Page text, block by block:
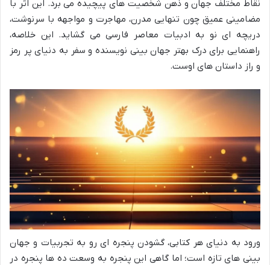
نقاط مختلف جهان و ذهن شخصیت های پیچیده می برد. این اثر با
مضامینی عمیق چون تنهایی مدرن، مهاجرت و مواجهه با سرنوشت،
دریچه ای نو به ادبیات معاصر فارسی می گشاید. این خلاصه،
راهنمایی برای درک بهتر جهان بینی نویسنده و سفر به دنیای پر رمز
و راز داستان های اوست.
ورود به دنیای هر کتابی، گشودن پنجره ای رو به تجربیات و جهان
بینی های تازه است؛ اما گاهی این پنجره به وسعت ده ها پنجره در